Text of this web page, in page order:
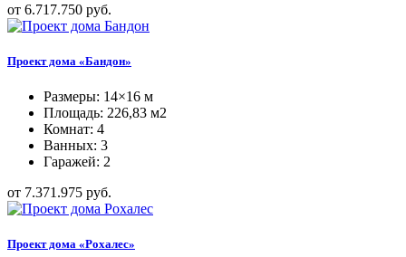
от 6.717.750 руб.
Проект дома «Бандон»
Размеры: 14×16 м
Площадь: 226,83 м2
Комнат: 4
Ванных: 3
Гаражей: 2
от 7.371.975 руб.
Проект дома «Рохалес»